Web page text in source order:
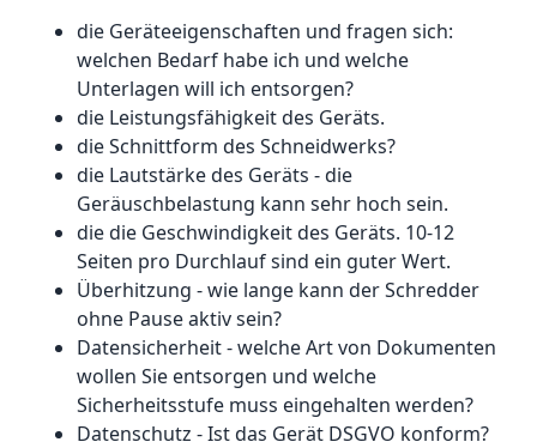
die Geräteeigenschaften und fragen sich:
welchen Bedarf habe ich und welche
Unterlagen will ich entsorgen?
die Leistungsfähigkeit des Geräts.
die Schnittform des Schneidwerks?
die Lautstärke des Geräts - die
Geräuschbelastung kann sehr hoch sein.
die die Geschwindigkeit des Geräts. 10-12
Seiten pro Durchlauf sind ein guter Wert.
Überhitzung - wie lange kann der Schredder
ohne Pause aktiv sein?
Datensicherheit - welche Art von Dokumenten
wollen Sie entsorgen und welche
Sicherheitsstufe muss eingehalten werden?
Datenschutz - Ist das Gerät DSGVO konform?